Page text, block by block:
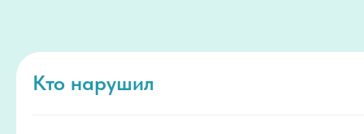
Кто нарушил